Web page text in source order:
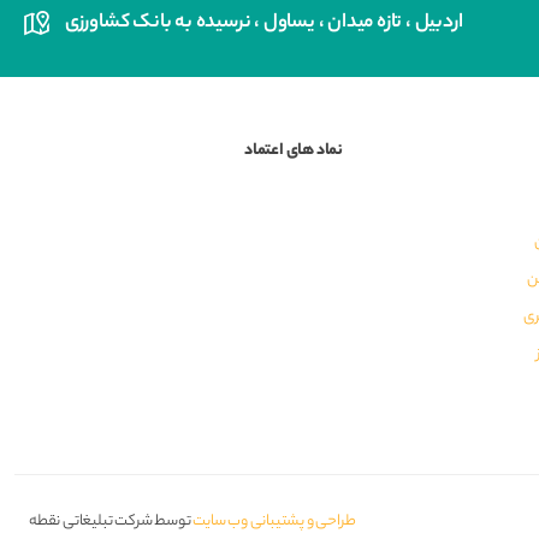
اردبیل ، تازه میدان ، یساول ، نرسیده به بانک کشاورزی
نماد های اعتماد
طراحی و پشتیبانی وب سایتتوسط شرکت تبلیغاتی نقطه